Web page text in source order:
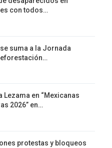
es con todos…
suma a la Jornada
Lezama en “Mexicanas
2026” en…
protestas y bloqueos